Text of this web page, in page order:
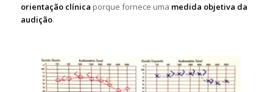
orientação clínica porque fornece uma medida objetiva da
audição.